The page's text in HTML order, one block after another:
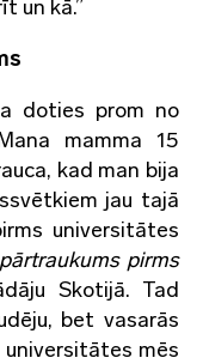
un kā.”
doties prom no
mamma 15
kad man bija
jau tajā
universitātes
pirms
Skotijā. Tad
bet vasarās
mēs